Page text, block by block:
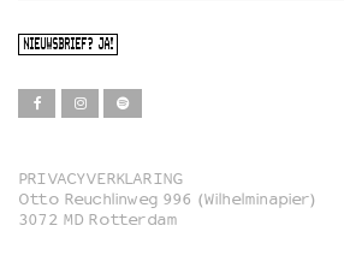
NIEUWSBRIEF? JA!
Film
PRIVACYVERKLARING
Otto Reuchlinweg 996 (Wilhelminapier)
3072 MD Rotterdam